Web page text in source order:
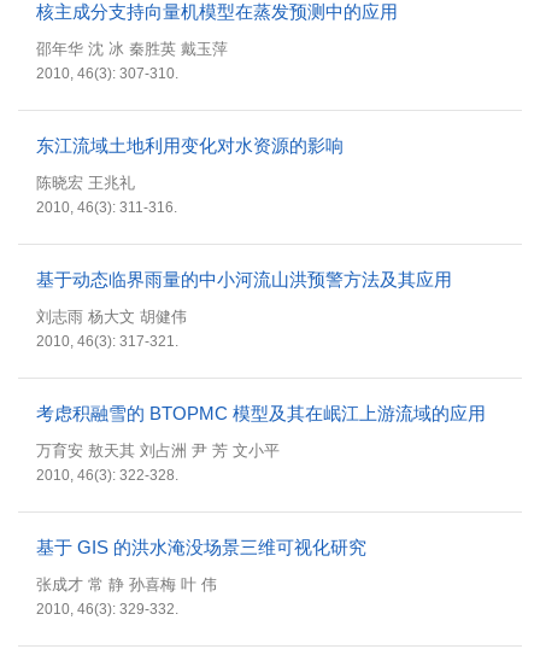
核主成分支持向量机模型在蒸发预测中的应用
邵年华 沈 冰 秦胜英 戴玉萍
2010, 46(3): 307-310.
东江流域土地利用变化对水资源的影响
陈晓宏 王兆礼
2010, 46(3): 311-316.
基于动态临界雨量的中小河流山洪预警方法及其应用
刘志雨 杨大文 胡健伟
2010, 46(3): 317-321.
考虑积融雪的 BTOPMC 模型及其在岷江上游流域的应用
万育安 敖天其 刘占洲 尹 芳 文小平
2010, 46(3): 322-328.
基于 GIS 的洪水淹没场景三维可视化研究
张成才 常 静 孙喜梅 叶 伟
2010, 46(3): 329-332.